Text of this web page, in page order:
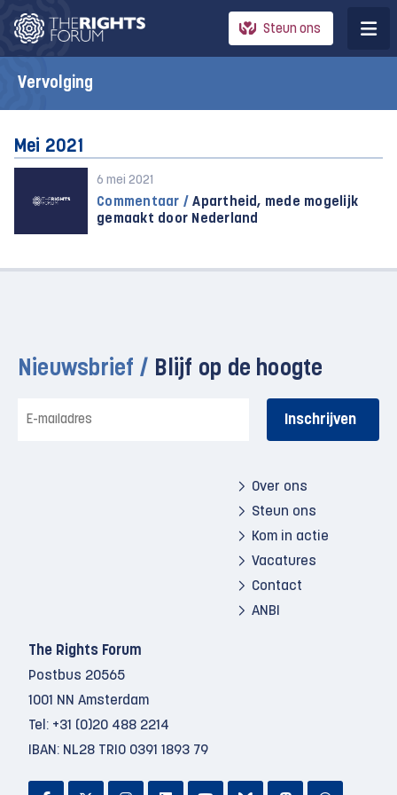
Steun ons
Vervolging
Mei 2021
6 mei 2021
Commentaar / Apartheid, mede mogelijk
gemaakt door Nederland
Nieuwsbrief / Blijf op de hoogte
mailadres
Over ons
Steun ons
Kom in actie
Vacatures
Contact
ANBI
The Rights Forum
Postbus 20565
1001 NN Amsterdam
Tel: +31 (0)20 488 2214
IBAN: NL28 TRIO 0391 1893 79